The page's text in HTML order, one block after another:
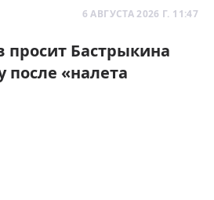
6 АВГУСТА 2026 Г. 11:47
просит Бастрыкина
«налета